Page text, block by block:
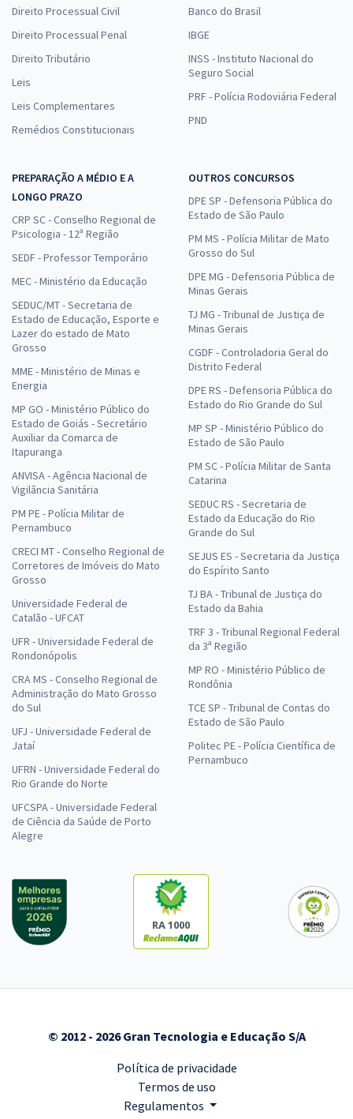
Direito Processual Civil
Direito Processual Penal
Direito Tributário
Leis
Leis Complementares
Remédios Constitucionais
Banco do Brasil
IBGE
INSS - Instituto Nacional do
Seguro Social
PRF - Polícia Rodoviária Federal
PND
PREPARAÇÃO A MÉDIO E A
LONGO PRAZO
CRP SC - Conselho Regional de
Psicologia - 12ª Região
SEDF - Professor Temporário
MEC - Ministério da Educação
SEDUC/MT - Secretaria de
Estado de Educação, Esporte e
Lazer do estado de Mato
Grosso
MME - Ministério de Minas e
Energia
MP GO - Ministério Público do
Estado de Goiás - Secretário
Auxiliar da Comarca de
Itapuranga
ANVISA - Agência Nacional de
Vigilância Sanitária
PM PE - Polícia Militar de
Pernambuco
CRECI MT - Conselho Regional de
Corretores de Imóveis do Mato
Grosso
Universidade Federal de
Catalão - UFCAT
UFR - Universidade Federal de
Rondonópolis
CRA MS - Conselho Regional de
Administração do Mato Grosso
do Sul
UFJ - Universidade Federal de
Jataí
UFRN - Universidade Federal do
Rio Grande do Norte
UFCSPA - Universidade Federal
de Ciência da Saúde de Porto
Alegre
OUTROS CONCURSOS
DPE SP - Defensoria Pública do
Estado de São Paulo
PM MS - Polícia Militar de Mato
Grosso do Sul
DPE MG - Defensoria Pública de
Minas Gerais
TJ MG - Tribunal de Justiça de
Minas Gerais
CGDF - Controladoria Geral do
Distrito Federal
DPE RS - Defensoria Pública do
Estado do Rio Grande do Sul
MP SP - Ministério Público do
Estado de São Paulo
PM SC - Polícia Militar de Santa
Catarina
SEDUC RS - Secretaria de
Estado da Educação do Rio
Grande do Sul
SEJUS ES - Secretaria da Justiça
do Espírito Santo
TJ BA - Tribunal de Justiça do
Estado da Bahia
TRF 3 - Tribunal Regional Federal
da 3ª Região
MP RO - Ministério Público de
Rondônia
TCE SP - Tribunal de Contas do
Estado de São Paulo
Politec PE - Polícia Científica de
Pernambuco
RA 1000
© 2012 - 2026 Gran Tecnologia e Educação S/A
Política de privacidade
Termos de uso
Regulamentos